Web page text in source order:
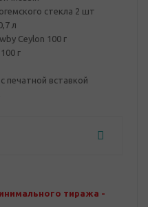
стекла 2 шт
л
Ceylon 100 г
г
печатной вставкой
тиража -